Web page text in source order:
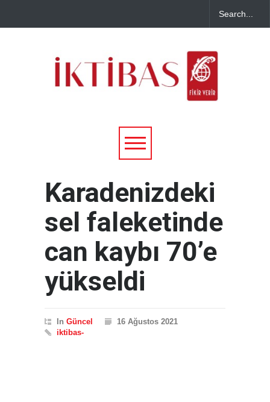
Karadenizdeki
sel faleketinde
can kaybı 70’e
yükseldi
In Güncel
16 Ağustos 2021
iktibas-